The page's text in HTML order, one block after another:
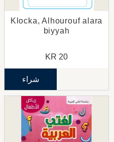
Klocka, Alhourouf alara
biyyah
20
شراء